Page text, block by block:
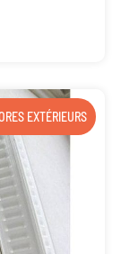
EXTÉRIEURS